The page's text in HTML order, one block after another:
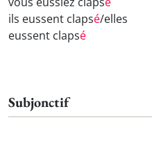
ils eussent clapsé/elles
eussent clapsé
Subjonctif